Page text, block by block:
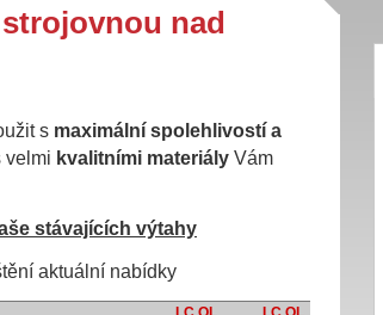
nad
s maximální spolehlivostí a
velmi kvalitními materiály Vám
stávajících výtahy
aktuální nabídky
LC OL
LC OL